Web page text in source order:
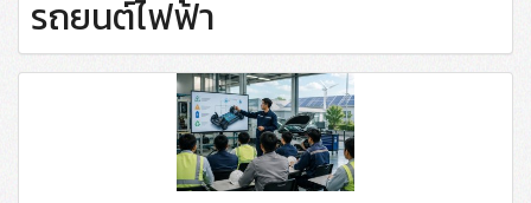
รถยนต์ไฟฟ้า